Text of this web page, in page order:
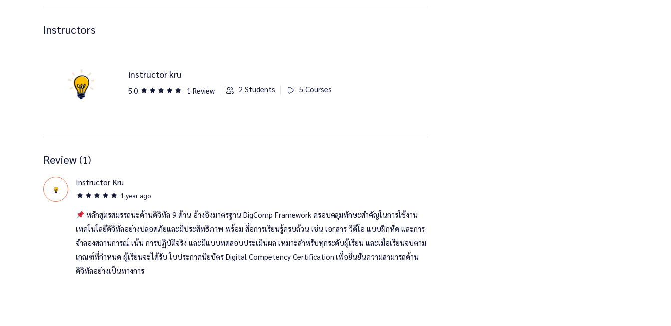
Instructors
instructor kru
5.0 1 Review 2 Students 5 Courses
Review (1)
Instructor Kru
1 year ago
หลักสูตรสมรรถนะด้านดิจิทัล 9 ด้าน อ้างอิงมาตรฐาน DigComp Framework ครอบคลุมทักษะสำคัญในการใช้งาน
เทคโนโลยีดิจิทัลอย่างปลอดภัยและมีประสิทธิภาพ พร้อม สื่อการเรียนรู้ครบถ้วน เช่น เอกสาร วิดีโอ แบบฝึกหัด และการ
จำลองสถานการณ์ เน้น การปฏิบัติจริง และมีแบบทดสอบประเมินผล เหมาะสำหรับทุกระดับผู้เรียน และเมื่อเรียนจบตาม
เกณฑ์ที่กำหนด ผู้เรียนจะได้รับ ใบประกาศนียบัตร Digital Competency Certification เพื่อยืนยันความสามารถด้าน
ดิจิทัลอย่างเป็นทางการ